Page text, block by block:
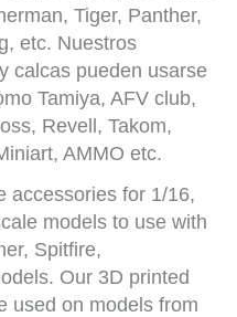
Tiger, Panther,
etc. Nuestros
calcas pueden usarse
Tamiya, AFV club,
Revell, Takom,
AMMO etc.
accessories for 1/16,
models to use with
Spitfire,
Our 3D printed
used on models from